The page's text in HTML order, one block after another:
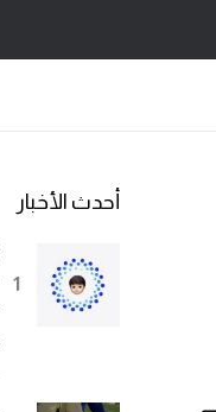
أحدث الأخبار